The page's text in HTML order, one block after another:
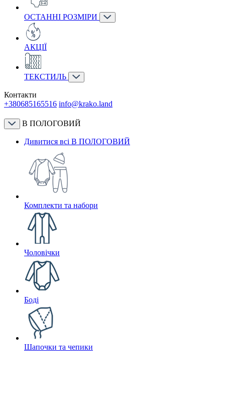
ОСТАННІ РОЗМІРИ
АКЦІЇ
ТЕКСТИЛЬ
Контакти
+380685165516 info@krako.land
В ПОЛОГОВИЙ
Дивитися всі В ПОЛОГОВИЙ
Комплекти та набори
Чоловічки
Боді
Шапочки та чепики